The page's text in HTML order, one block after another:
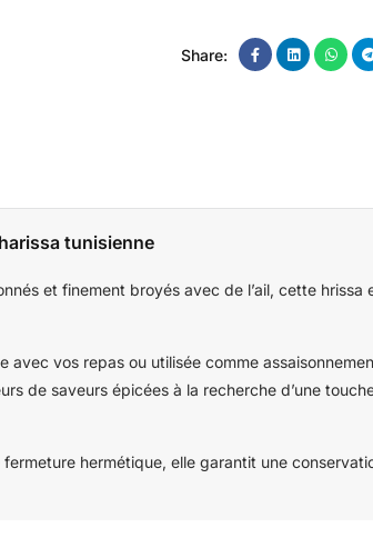
Share:
tunisienne
et finement broyés avec de l’ail, cette
vos repas ou utilisée comme
de saveurs épicées à la recherche d’une
hermétique, elle garantit une